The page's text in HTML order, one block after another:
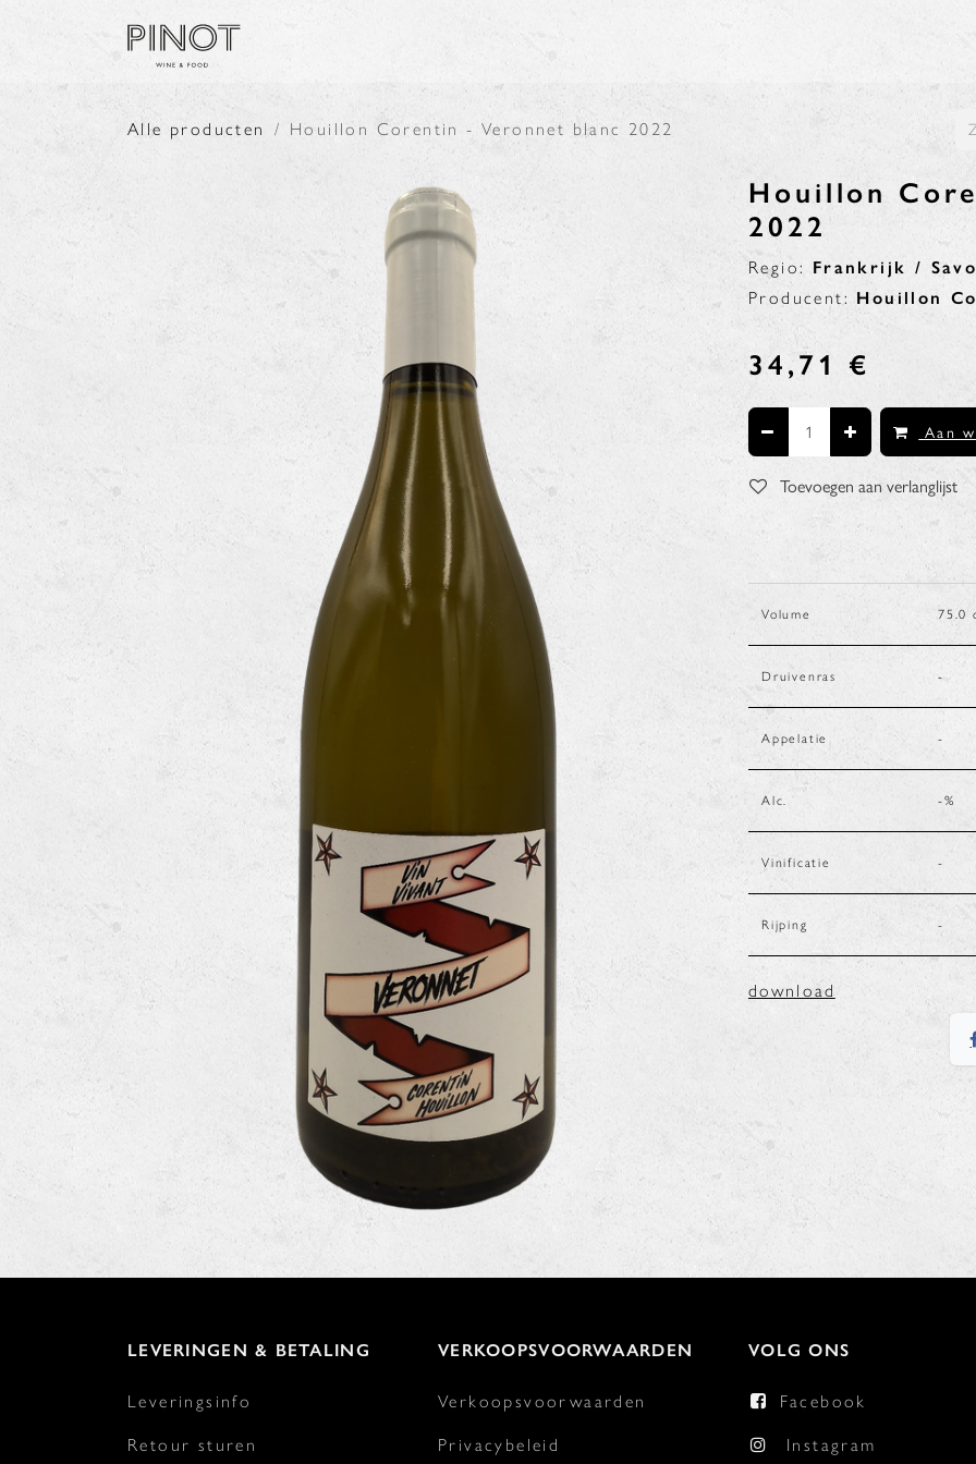
Alle producten Houillon Corentin - Veronnet blanc 2022
Houillon
2022
Regio: Frankrijk /
Producent: Houillon
34,71 €
Aan
Toevoegen aan verlanglijst
Volume 75.0
Druivenras -
Appelatie -
Alc. -%
Vinificatie -
Rijping -
download
LEVERINGEN & BETALING
Leveringsinfo
Retour sturen
VERKOOPSVOORWAARDEN
Verkoopsvoorwaarden
Privacybeleid
VOLG ONS
Facebook
Instagram